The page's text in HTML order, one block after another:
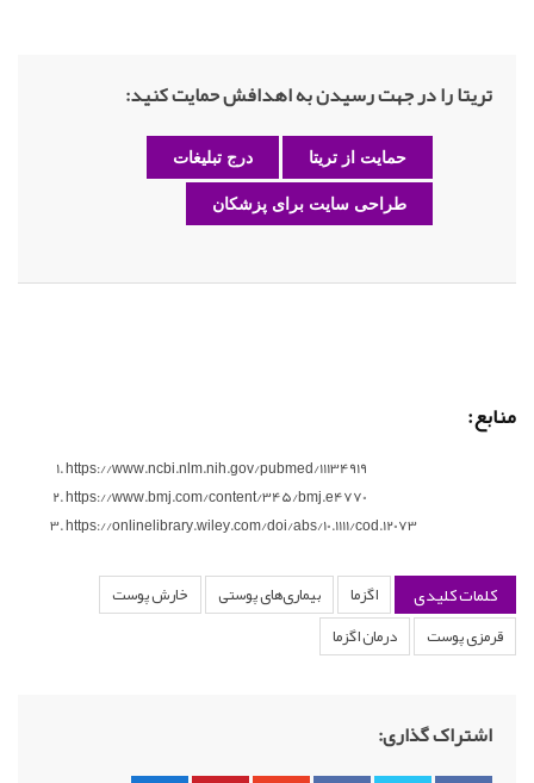
تریتا را در جهت رسیدن به اهدافش حمایت کنید:
حمایت از تریتا درج تبلیغات
طراحی سایت برای پزشکان
منابع:
https://www.ncbi.nlm.nih.gov/pubmed/11134919
https://www.bmj.com/content/345/bmj.e4770
https://onlinelibrary.wiley.com/doi/abs/10.1111/cod.12073
کلمات کلیدی اگزما بیماری‌های پوستی
خارش پوست
قرمزی پوست
درمان اگزما
اشتراک گذاری: